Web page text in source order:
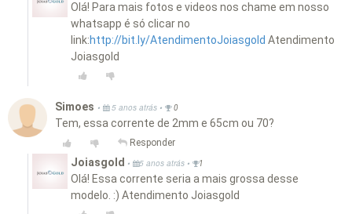
Olá! Para mais fotos e videos nos chame em nosso
whatsapp é só clicar no
link:http://bit.ly/AtendimentoJoiasgold Atendimento
Joiasgold
Simoes • 5 anos atrás • 0
Tem, essa corrente de 2mm e 65cm ou 70?
Responder
Joiasgold • 5 anos atrás • 1
Olá! Essa corrente seria a mais grossa desse
modelo. :) Atendimento Joiasgold